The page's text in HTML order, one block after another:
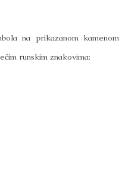
na prikazanom kamenom
runskim znakovima: